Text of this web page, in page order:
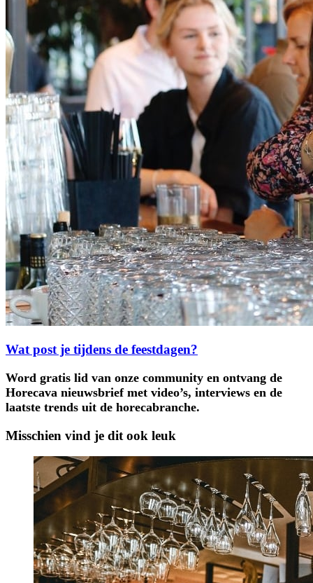
Wat post je tijdens de feestdagen?
Word gratis lid van onze community en ontvang de
Horecava nieuwsbrief met video’s, interviews en de
laatste trends uit de horecabranche.
Misschien vind je dit ook leuk